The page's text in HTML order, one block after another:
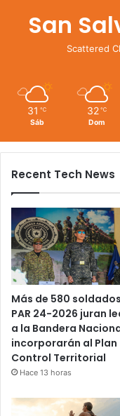
San
Scattered
31 ℃
Sáb
32 ℃
Dom
Recent Tech News
Más de 580
PAR 24-2026 juran
a la Bandera
incorporarán al Plan
Control Territorial
Hace 13 horas